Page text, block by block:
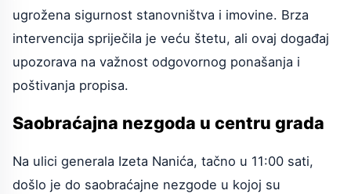
ugrožena sigurnost stanovništva i imovine. Brza
intervencija spriječila je veću štetu, ali ovaj događaj
upozorava na važnost odgovornog ponašanja i
poštivanja propisa.
Saobraćajna nezgoda u centru grada
Na ulici generala Izeta Nanića, tačno u 11:00 sati,
došlo je do saobraćajne nezgode u kojoj su